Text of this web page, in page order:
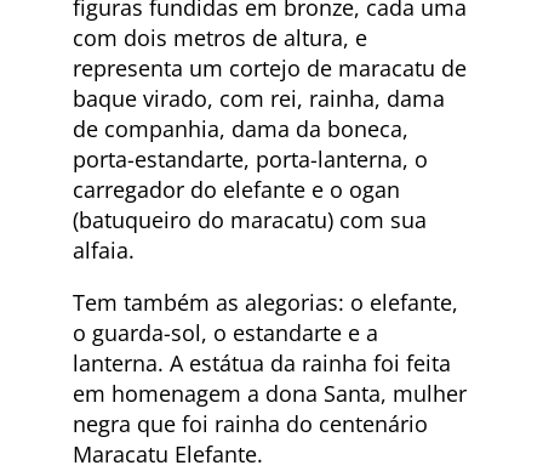
figuras fundidas em bronze, cada uma
com dois metros de altura, e
representa um cortejo de maracatu de
baque virado, com rei, rainha, dama
de companhia, dama da boneca,
porta-estandarte, porta-lanterna, o
carregador do elefante e o ogan
(batuqueiro do maracatu) com sua
alfaia.
Tem também as alegorias: o elefante,
o guarda-sol, o estandarte e a
lanterna. A estátua da rainha foi feita
em homenagem a dona Santa, mulher
negra que foi rainha do centenário
Maracatu Elefante.